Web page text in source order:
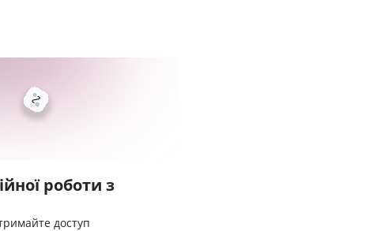
роботи з
доступ